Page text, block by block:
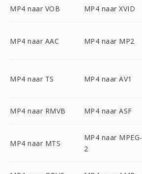
MP4 naar VOB MP4 naar XVID
MP4 naar AAC MP4 naar MP2
MP4 naar TS MP4 naar AV1
MP4 naar RMVB MP4 naar ASF
MP4 naar MTS
MP4 naar MPEG-
2